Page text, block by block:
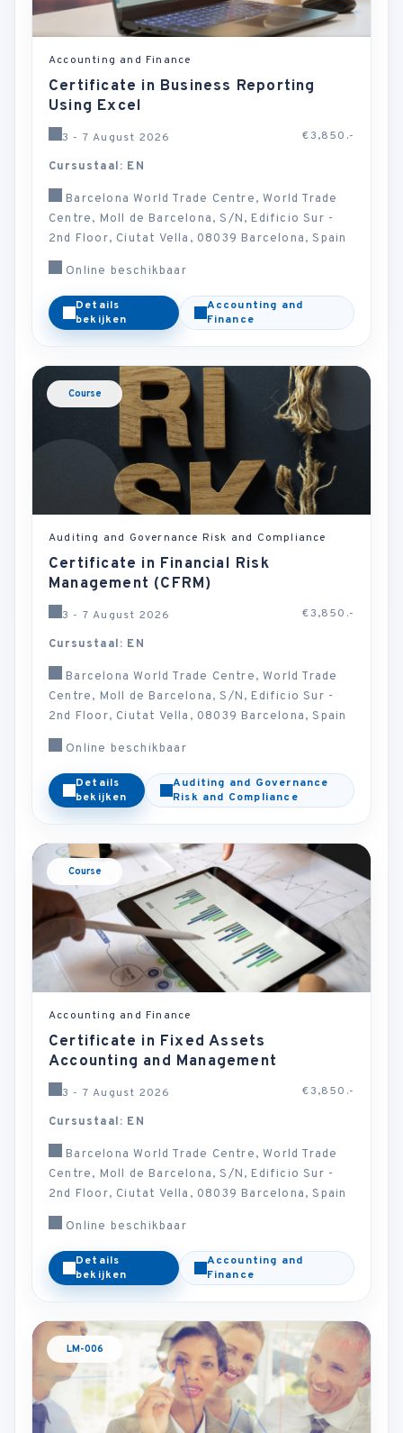
Accounting and Finance
Certificate in Business Reporting
Using Excel
3 - 7 August 2026 €3,850.-
Cursustaal: EN
Barcelona World Trade Centre, World Trade
Centre, Moll de Barcelona, S/N, Edificio Sur -
2nd Floor, Ciutat Vella, 08039 Barcelona, Spain
Online beschikbaar
Details
bekijken
Accounting and
Finance
Course
Auditing and Governance Risk and Compliance
Certificate in Financial Risk
Management (CFRM)
3 - 7 August 2026 €3,850.-
Cursustaal: EN
Barcelona World Trade Centre, World Trade
Centre, Moll de Barcelona, S/N, Edificio Sur -
2nd Floor, Ciutat Vella, 08039 Barcelona, Spain
Online beschikbaar
Details
bekijken
Auditing and Governance
Risk and Compliance
Course
Accounting and Finance
Certificate in Fixed Assets
Accounting and Management
3 - 7 August 2026 €3,850.-
Cursustaal: EN
Barcelona World Trade Centre, World Trade
Centre, Moll de Barcelona, S/N, Edificio Sur -
2nd Floor, Ciutat Vella, 08039 Barcelona, Spain
Online beschikbaar
Details
bekijken
Accounting and
Finance
LM-006